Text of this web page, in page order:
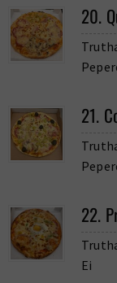
20.
21.
22.
Ei